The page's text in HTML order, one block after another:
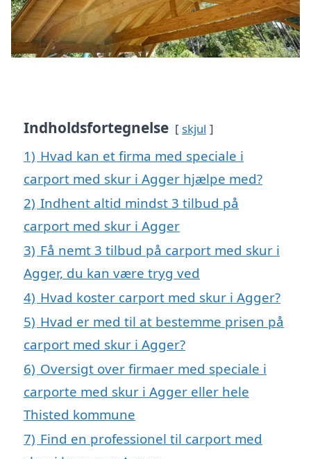
Indholdsfortegnelse skjul
1) Hvad kan et firma med speciale i
carport med skur i Agger hjælpe med?
2) Indhent altid mindst 3 tilbud på
carport med skur i Agger
3) Få nemt 3 tilbud på carport med skur i
Agger, du kan være tryg ved
4) Hvad koster carport med skur i Agger?
5) Hvad er med til at bestemme prisen på
carport med skur i Agger?
6) Oversigt over firmaer med speciale i
carporte med skur i Agger eller hele
Thisted kommune
7) Find en professionel til carport med